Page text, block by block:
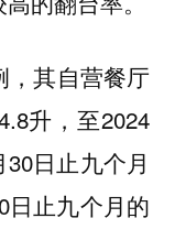
，其自营餐厅
升，至2024
日止九个月
日止九个月的